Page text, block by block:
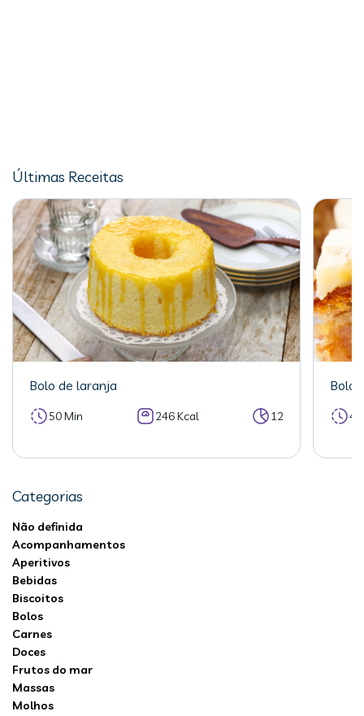
Últimas Receitas
Bolo de laranja
50 Min 246 Kcal 12
Bolo
Categorias
Não definida
Acompanhamentos
Aperitivos
Bebidas
Biscoitos
Bolos
Carnes
Doces
Frutos do mar
Massas
Molhos